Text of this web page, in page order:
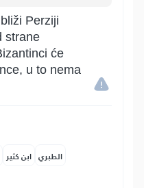
Perziji
strane
će
u to nema
ابن كثير الطبري